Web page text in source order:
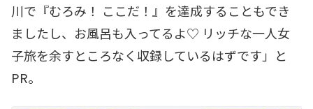
川で『むろみ！ ここだ！』を達成することもでき
ましたし、お風呂も入ってるよ♡ リッチな一人女
子旅を余すところなく収録しているはずです」と
PR。